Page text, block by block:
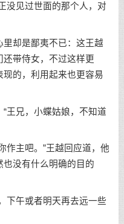
没见过世面的那个人，对
却是鄙夷不已：这王越
带侍女，不过这样更
的，利用起来也更容易
王兄，小蝶姑娘，不知道
作主吧。”王越回应道，他
没有什么明确的目的
下午或者明天再去远一些